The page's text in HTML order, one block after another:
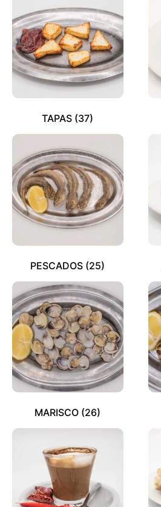
TAPAS (37)
PESCADOS (25)
MARISCO (26)